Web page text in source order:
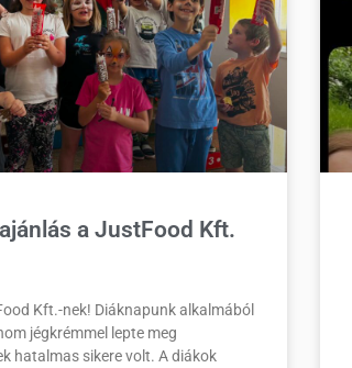
a JustFood Kft.
Kft.-nek! Diáknapunk alkalmából
jégkrémmel lepte meg
hatalmas sikere volt. A diákok